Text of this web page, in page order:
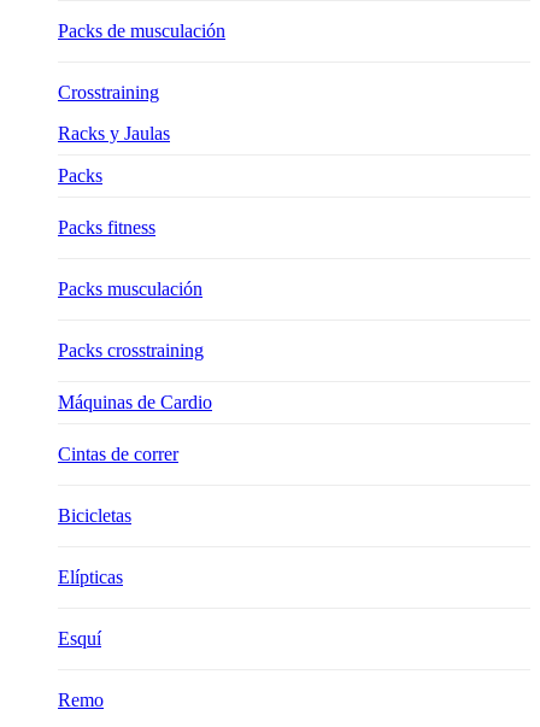
Packs de musculación
Crosstraining
Racks y Jaulas
Packs
Packs fitness
Packs musculación
Packs crosstraining
Máquinas de Cardio
Cintas de correr
Bicicletas
Elípticas
Esquí
Remo